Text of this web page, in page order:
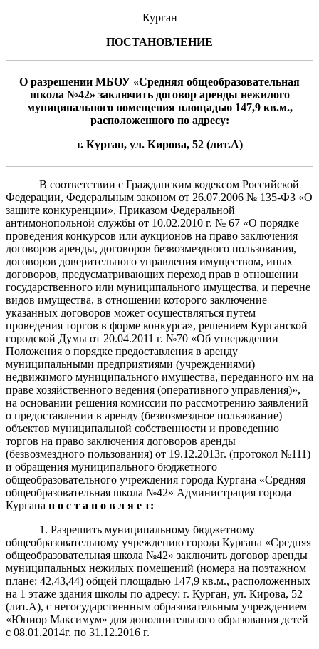
Курган
ПОСТАНОВЛЕНИЕ
О разрешении МБОУ «Средняя общеобразовательная
школа №42» заключить договор аренды нежилого
муниципального помещения площадью 147,9 кв.м.,
расположенного по адресу:
г. Курган, ул. Кирова, 52 (лит.А)
В соответствии с Гражданским кодексом Российской
Федерации, Федеральным законом от 26.07.2006 № 135-ФЗ «О
защите конкуренции», Приказом Федеральной
антимонопольной службы от 10.02.2010 г. № 67 «О порядке
проведения конкурсов или аукционов на право заключения
договоров аренды, договоров безвозмездного пользования,
договоров доверительного управления имуществом, иных
договоров, предусматривающих переход прав в отношении
государственного или муниципального имущества, и перечне
видов имущества, в отношении которого заключение
указанных договоров может осуществляться путем
проведения торгов в форме конкурса», решением Курганской
городской Думы от 20.04.2011 г. №70 «Об утверждении
Положения о порядке предоставления в аренду
муниципальными предприятиями (учреждениями)
недвижимого муниципального имущества, переданного им на
праве хозяйственного ведения (оперативного управления)»,
на основании решения комиссии по рассмотрению заявлений
о предоставлении в аренду (безвозмездное пользование)
объектов муниципальной собственности и проведению
торгов на право заключения договоров аренды
(безвозмездного пользования) от 19.12.2013г. (протокол №111)
и обращения муниципального бюджетного
общеобразовательного учреждения города Кургана «Средняя
общеобразовательная школа №42» Администрация города
Кургана п о с т а н о в л я е т:
1. Разрешить муниципальному бюджетному
общеобразовательному учреждению города Кургана «Средняя
общеобразовательная школа №42» заключить договор аренды
муниципальных нежилых помещений (номера на поэтажном
плане: 42,43,44) общей площадью 147,9 кв.м., расположенных
на 1 этаже здания школы по адресу: г. Курган, ул. Кирова, 52
(лит.А), с негосударственным образовательным учреждением
«Юниор Максимум» для дополнительного образования детей
с 08.01.2014г. по 31.12.2016 г.